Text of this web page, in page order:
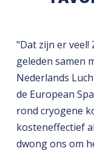
"Dat zijn er veel!
geleden samen
Nederlands
de European
rond cryogene
kosteneffectief
dwong ons om